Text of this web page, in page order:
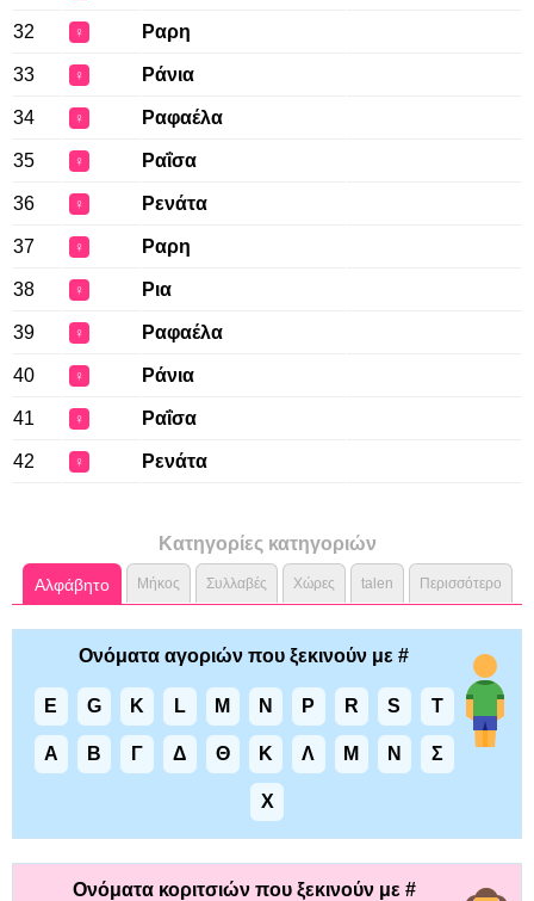
32 ♀ Ραρη
33 ♀ Ράνια
34 ♀ Ραφαέλα
35 ♀ Ραΐσα
36 ♀ Ρενάτα
37 ♀ Ραρη
38 ♀ Ρια
39 ♀ Ραφαέλα
40 ♀ Ράνια
41 ♀ Ραΐσα
42 ♀ Ρενάτα
Κατηγορίες κατηγοριών
Αλφάβητο Μήκος Συλλαβές Χώρες talen Περισσότερο
Ονόματα αγοριών που ξεκινούν με #
E G K L M N P R S T
Α Β Γ Δ Θ Κ Λ Μ Ν Σ
Χ
Ονόματα κοριτσιών που ξεκινούν με #